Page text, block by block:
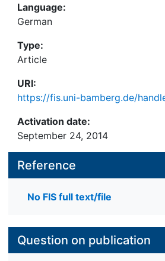
Language:
German
Type:
Article
URI:
https://fis.uni-bamberg.de/
Activation date:
September 24, 2014
Reference
No FIS full text/file
Question on publication